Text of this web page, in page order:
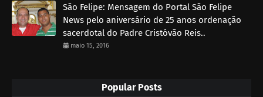
São Felipe: Mensagem do Portal São Felipe
News pelo aniversário de 25 anos ordenação
sacerdotal do Padre Cristóvão Reis..
maio 15, 2016
Popular Posts